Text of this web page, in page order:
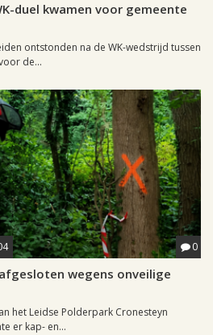
duel kwamen voor gemeente
ontstonden na de WK-wedstrijd tussen
de...
0
wegens onveilige
het Leidse Polderpark Cronesteyn
er kap- en...